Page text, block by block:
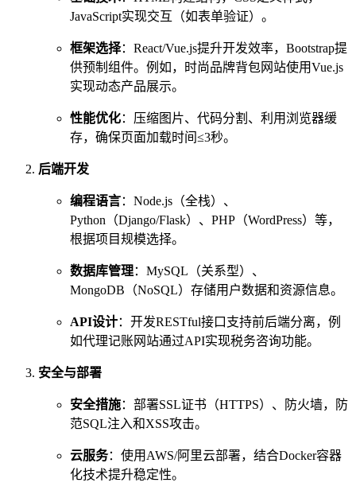
JavaScript实现交互（如表单验证）。
框架选择：React/Vue.js提升开发效率，Bootstrap提
供预制组件。例如，时尚品牌背包网站使用Vue.js
实现动态产品展示。
性能优化：压缩图片、代码分割、利用浏览器缓
存，确保页面加载时间≤3秒。
后端开发
编程语言：Node.js（全栈）、
Python（Django/Flask）、PHP（WordPress）等，
根据项目规模选择。
数据库管理：MySQL（关系型）、
MongoDB（NoSQL）存储用户数据和资源信息。
API设计：开发RESTful接口支持前后端分离，例
如代理记账网站通过API实现税务咨询功能。
安全与部署
安全措施：部署SSL证书（HTTPS）、防火墙，防
范SQL注入和XSS攻击。
云服务：使用AWS/阿里云部署，结合Docker容器
化技术提升稳定性。